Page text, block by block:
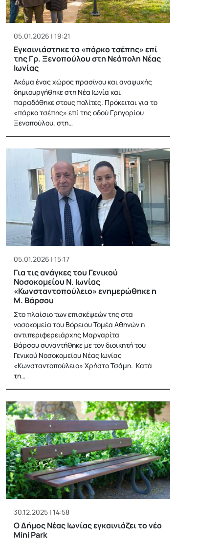
05.01.2026 | 19:21
Εγκαινιάστηκε το «πάρκο τσέπης» επί
της Γρ. Ξενοπούλου στη Νεάπολη Νέας
Ιωνίας
Ακόμα ένας χώρος πρασίνου και αναψυχής
δημιουργήθηκε στη Νέα Ιωνία και
παραδόθηκε στους πολίτες. Πρόκειται για το
«πάρκο τσέπης» επί της οδού Γρηγορίου
Ξενοπούλου, στη…
05.01.2026 | 15:17
Για τις ανάγκες του Γενικού
Νοσοκομείου Ν. Ιωνίας
«Κωνσταντοπούλειο» ενημερώθηκε η
Μ. Βάρσου
Στο πλαίσιο των επισκέψεών της στα
νοσοκομεία του Βόρειου Τομέα Αθηνών η
αντιπεριφερειάρχης Μαργαρίτα
Βάρσου συναντήθηκε με τον διοικητή του
Γενικού Νοσοκομείου Νέας Ιωνίας
«Κωνσταντοπούλειο» Χρήστο Τσάμη. Κατά
τη…
30.12.2025 | 14:58
Ο Δήμος Νέας Ιωνίας εγκαινιάζει το νέο
Mini Park